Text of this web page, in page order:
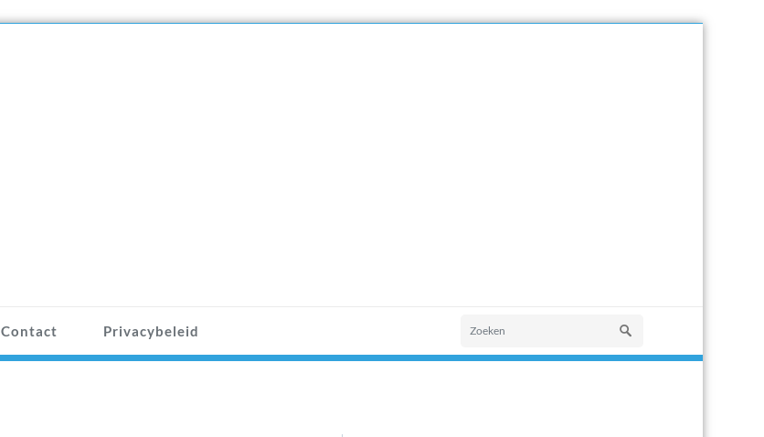
Contact Privacybeleid